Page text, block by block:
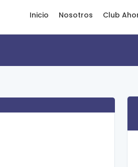
Inicio Nosotros Club